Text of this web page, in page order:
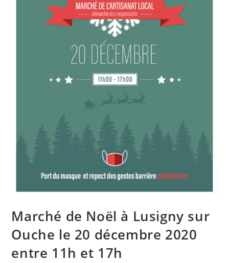
Marché de Noël à Lusigny sur
Ouche le 20 décembre 2020
entre 11h et 17h